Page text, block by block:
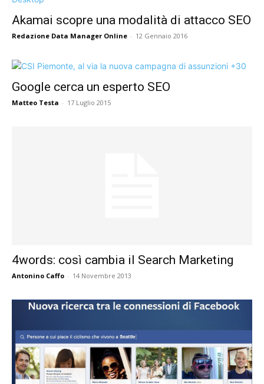
Akamai scopre una modalità di attacco SEO
Redazione Data Manager Online - 12 Gennaio 2016
Google cerca un esperto SEO
Matteo Testa - 17 Luglio 2015
4words: così cambia il Search Marketing
Antonino Caffo - 14 Novembre 2013